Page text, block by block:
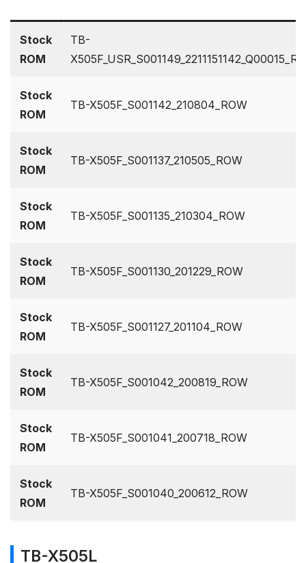
Stock
ROM
TB-
Stock
ROM
TB-X505F_S001142_210804_ROW
Stock
ROM
TB-X505F_S001137_210505_ROW
Stock
ROM
TB-X505F_S001135_210304_ROW
Stock
ROM
TB-X505F_S001130_201229_ROW
Stock
ROM
TB-X505F_S001127_201104_ROW
Stock
ROM
TB-X505F_S001042_200819_ROW
Stock
ROM
TB-X505F_S001041_200718_ROW
Stock
ROM
TB-X505F_S001040_200612_ROW
TB-X505L